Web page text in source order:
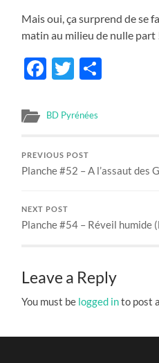
Mais oui, ça surprend de se
matin au milieu de nulle part
Facebook
Twitter
BD Pyrénées
PREVIOUS POST
Planche #52 – A l’assaut des
NEXT POST
Planche #54 – Réveil humide
Leave a Reply
You must be logged into post